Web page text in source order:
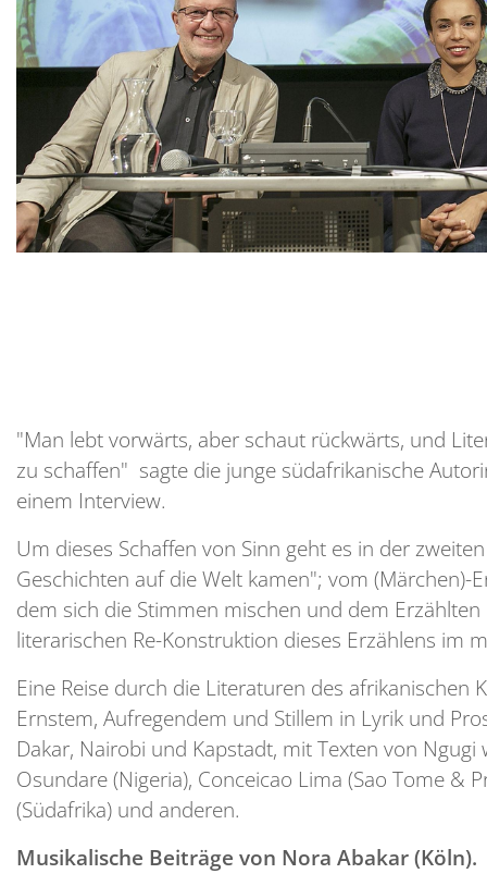
"Man lebt vorwärts, aber schaut rückwärts, und
zu schaffen" sagte die junge südafrikanische
einem Interview.
Um dieses Schaffen von Sinn geht es in der
Geschichten auf die Welt kamen"; vom (Märchen)-
dem sich die Stimmen mischen und dem
literarischen Re-Konstruktion dieses Erzählens im
Eine Reise durch die Literaturen des afrikanischen
Ernstem, Aufregendem und Stillem in Lyrik und
Dakar, Nairobi und Kapstadt, mit Texten von Ngugi
Osundare (Nigeria), Conceicao Lima (Sao Tome &
(Südafrika) und anderen.
Musikalische Beiträge von Nora Abakar (Köln).